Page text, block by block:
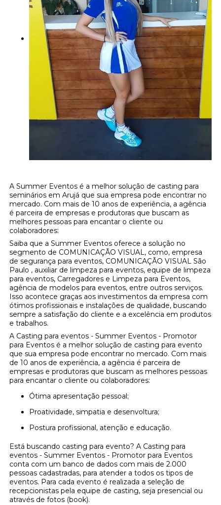
A Summer Eventos é a melhor solução de casting para
seminários em Arujá que sua empresa pode encontrar no
mercado. Com mais de 10 anos de experiência, a agência
é parceira de empresas e produtoras que buscam as
melhores pessoas para encantar o cliente ou
colaboradores:
Saiba que a Summer Eventos oferece a solução no
segmento de COMUNICAÇÃO VISUAL, como, empresa
de segurança para eventos, COMUNICAÇÃO VISUAL São
Paulo , auxiliar de limpeza para eventos, equipe de limpeza
para eventos, Carregadores e Limpeza para Eventos,
agência de modelos para eventos, entre outros serviços.
Isso acontece graças aos investimentos da empresa com
ótimos profissionais e instalações de qualidade, buscando
sempre a satisfação do cliente e a excelência em produtos
e trabalhos.
A Casting para eventos - Summer Eventos - Promotor
para Eventos é a melhor solução de casting para evento
que sua empresa pode encontrar no mercado. Com mais
de 10 anos de experiência, a agência é parceira de
empresas e produtoras que buscam as melhores pessoas
para encantar o cliente ou colaboradores:
Ótima apresentação pessoal;
Proatividade, simpatia e desenvoltura;
Postura profissional, atenção e educação.
Está buscando casting para evento? A Casting para
eventos - Summer Eventos - Promotor para Eventos
conta com um banco de dados com mais de 2.000
pessoas cadastradas, para atender a todos os tipos de
eventos. Para cada evento é realizada a seleção de
recepcionistas pela equipe de casting, seja presencial ou
através de fotos (book).